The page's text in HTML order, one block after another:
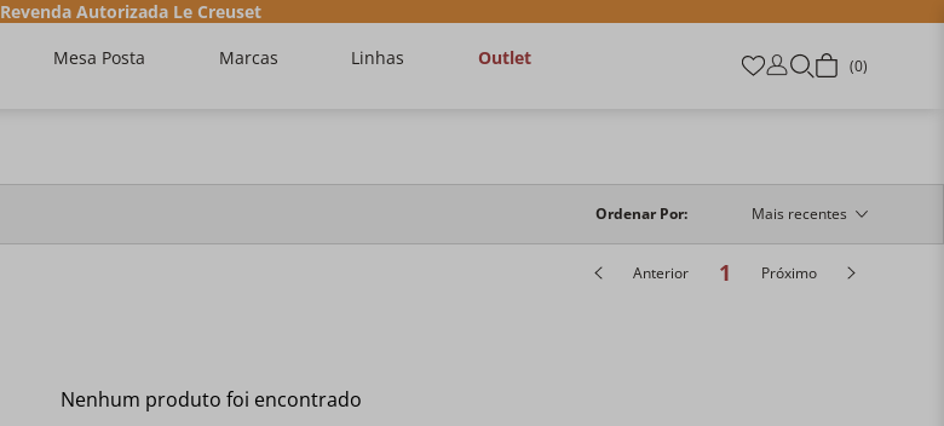
Revenda Autorizada Le Creuset
0
Mesa Posta Marcas Linhas Outlet
Ordenar Por Mais recentes
Anterior 1 Próximo
Nenhum produto foi encontrado